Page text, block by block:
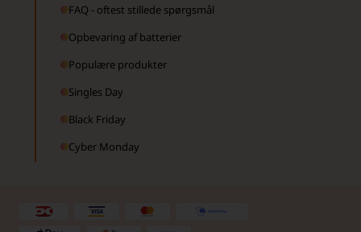
FAQ - oftest stillede spørgsmål
Opbevaring af batterier
Populære produkter
Singles Day
Black Friday
Cyber Monday